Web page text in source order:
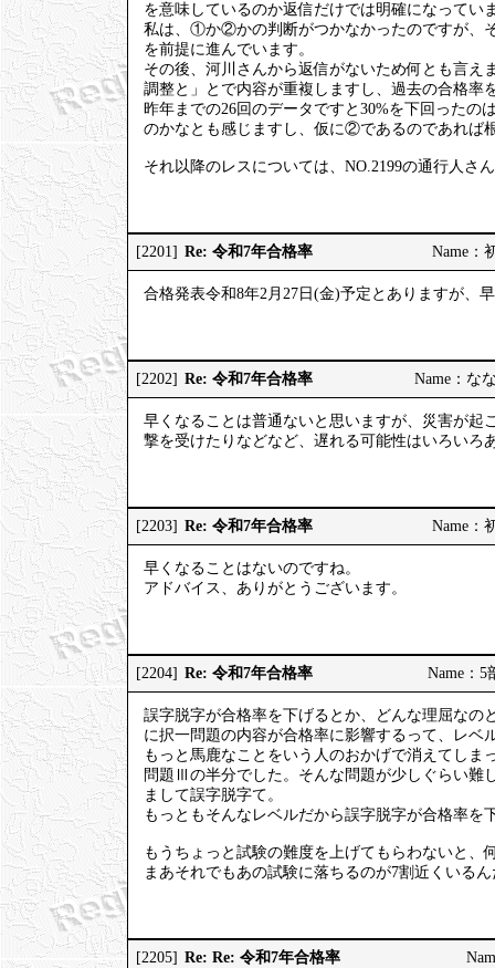
を意味しているのか返信だけでは明確になってい
私は、①か②かの判断がつかなかったのですが、
を前提に進んでいます。
その後、河川さんから返信がないため何とも言
調整と」とで内容が重複しますし、過去の合格率
昨年までの26回のデータですと30%を下回った
のかなとも感じますし、仮に②であるのであれば
それ以降のレスについては、NO.2199の通行人さ
[2201] Re: 令和7年合格率 Name：
合格発表令和8年2月27日(金)予定とありますが、
[2202] Re: 令和7年合格率 Name：な
早くなることは普通ないと思いますが、災害が起
撃を受けたりなどなど、遅れる可能性はいろいろ
[2203] Re: 令和7年合格率 Name：
早くなることはないのですね。
アドバイス、ありがとうございます。
[2204] Re: 令和7年合格率 Name：
誤字脱字が合格率を下げるとか、どんな理屈なの
に択一問題の内容が合格率に影響するって、レベ
もっと馬鹿なことをいう人のおかげで消えてし
問題Ⅲの半分でした。そんな問題が少しぐらい難
まして誤字脱字て。
もっともそんなレベルだから誤字脱字が合格率
もうちょっと試験の難度を上げてもらわないと、
まあそれでもあの試験に落ちるのが7割近くいる
[2205] Re: Re: 令和7年合格率